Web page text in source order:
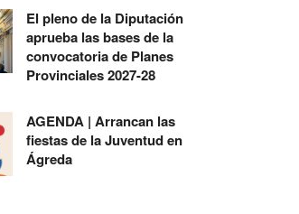
El pleno de la Diputación
aprueba las bases de la
convocatoria de Planes
Provinciales 2027-28
AGENDA | Arrancan las
fiestas de la Juventud en
Ágreda